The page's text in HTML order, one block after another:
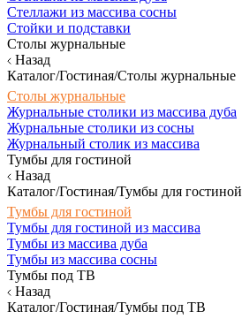
Стеллажи из массива сосны
Стойки и подставки
Столы журнальные
Назад
Каталог/Гостиная/Столы журнальные
Столы журнальные
Журнальные столики из массива дуба
Журнальные столики из сосны
Журнальный столик из массива
Тумбы для гостиной
Назад
Каталог/Гостиная/Тумбы для гостиной
Тумбы для гостиной
Тумбы для гостиной из массива
Тумбы из массива дуба
Тумбы из массива сосны
Тумбы под ТВ
Назад
Каталог/Гостиная/Тумбы под ТВ